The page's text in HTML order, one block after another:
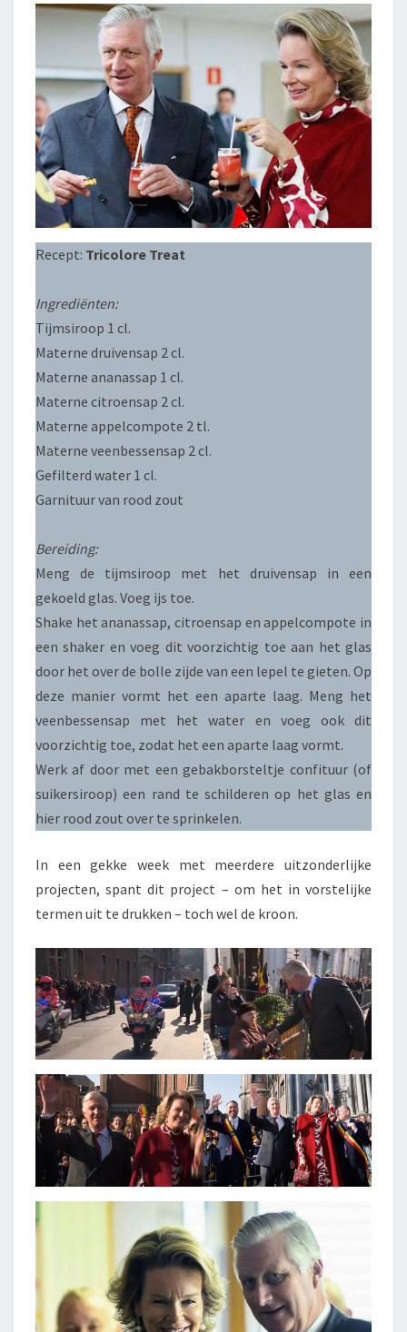
Recept: Tricolore Treat
Ingrediënten:
Tijmsiroop 1 cl.
Materne druivensap 2 cl.
Materne ananassap 1 cl.
Materne citroensap 2 cl.
Materne appelcompote 2 tl.
Materne veenbessensap 2 cl.
Gefilterd water 1 cl.
Garnituur van rood zout
Bereiding:
Meng de tijmsiroop met het druivensap in een
gekoeld glas. Voeg ijs toe.
Shake het ananassap, citroensap en appelcompote in
een shaker en voeg dit voorzichtig toe aan het glas
door het over de bolle zijde van een lepel te gieten. Op
deze manier vormt het een aparte laag. Meng het
veenbessensap met het water en voeg ook dit
voorzichtig toe, zodat het een aparte laag vormt.
Werk af door met een gebakborsteltje confituur (of
suikersiroop) een rand te schilderen op het glas en
hier rood zout over te sprinkelen.
In een gekke week met meerdere uitzonderlijke
projecten, spant dit project – om het in vorstelijke
termen uit te drukken – toch wel de kroon.